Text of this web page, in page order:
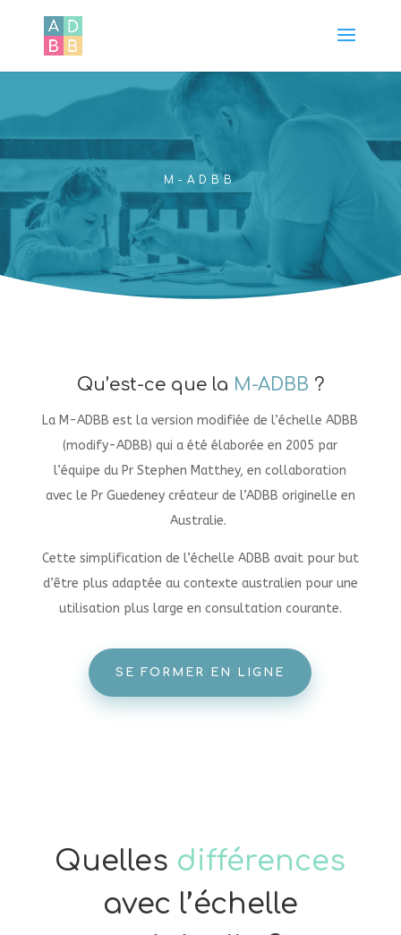
M-ADBB
Qu’est-ce que la M-ADBB ?
La M-ADBB est la version modifiée de l’échelle ADBB
(modify-ADBB) qui a été élaborée en 2005 par
l’équipe du PrStephen Matthey, en collaboration
avec le Pr Guedeney créateur de l’ADBB originelle en
Australie.
Cette simplification de l’échelle ADBB avait pour but
d’être plus adaptée au contexte australien pour une
utilisation plus large en consultation courante.
SE FORMER EN LIGNE
Quelles différences
avec l’échelle